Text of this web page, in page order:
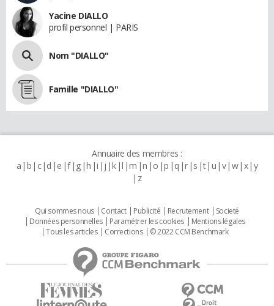
Yacine DIALLO
profil personnel | PARIS
Nom "DIALLO"
Famille "DIALLO"
Annuaire des membres :
a b c d e f g h i j k l m n o p q r s t u v w x y
z
Qui sommes nous Contact Publicité Recrutement
Societé
Données personnelles
Paramétrer les cookies
Mentions légales
Tous les articles
Corrections © 2022 CCM Benchmark